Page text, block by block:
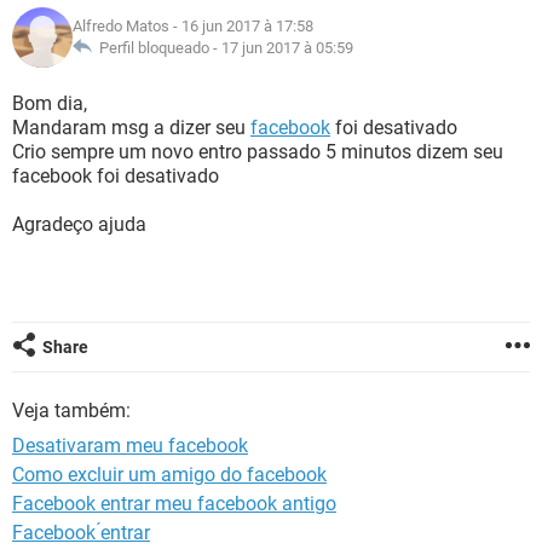
GUIA DE COMPRAS
INSTAGRAM GMAIL
GUIA DE COMPRAS
CELULAR
OUTLOOK EXCEL
INSTAGRAM
GUIA DE COMPRAS
JOGOS WHATSAPP
CELULAR
OUTLOOK
INSTAGRAM GMAIL
GLOSSÁRIO
JOGOS
CELULAR FACEBOOK
OUTLOOK
INSTAGRAM
Alfredo Matos - 16 jun 2017 à 17:58
Perfil bloqueado - 17 jun 2017 à 05:59
Bom dia,
Mandaram msg a dizer seu facebook foi desativado
Crio sempre um novo entro passado 5 minutos dizem seu
facebook foi desativado
Agradeço ajuda
Share
Veja também:
Desativaram meu facebook
Como excluir um amigo do facebook
Facebook entrar meu facebook antigo
Facebook ́entrar